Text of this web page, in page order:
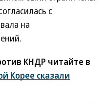
с
на
КНДР читайте в
Корее сказали